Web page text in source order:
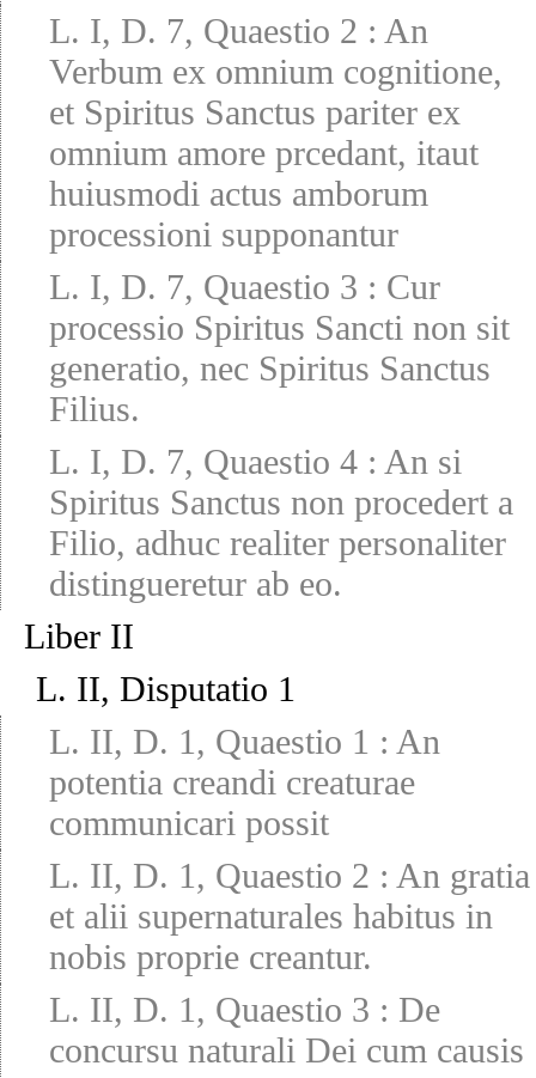
L. I, D. 7, Quaestio 2 : An
Verbum ex omnium cognitione,
et Spiritus Sanctus pariter ex
omnium amore prcedant, itaut
huiusmodi actus amborum
processioni supponantur
L. I, D. 7, Quaestio 3 : Cur
processio Spiritus Sancti non sit
generatio, nec Spiritus Sanctus
Filius.
L. I, D. 7, Quaestio 4 : An si
Spiritus Sanctus non procedert a
Filio, adhuc realiter personaliter
distingueretur ab eo.
Liber II
L. II, Disputatio 1
L. II, D. 1, Quaestio 1 : An
potentia creandi creaturae
communicari possit
L. II, D. 1, Quaestio 2 : An gratia
et alii supernaturales habitus in
nobis proprie creantur.
L. II, D. 1, Quaestio 3 : De
concursu naturali Dei cum causis